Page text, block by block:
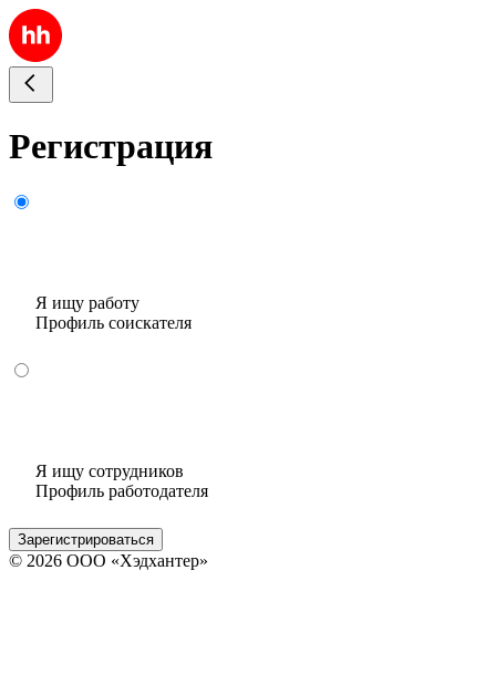
Регистрация
Я ищу работу
Профиль соискателя
Я ищу сотрудников
Профиль работодателя
Зарегистрироваться
© 2026 ООО «Хэдхантер»